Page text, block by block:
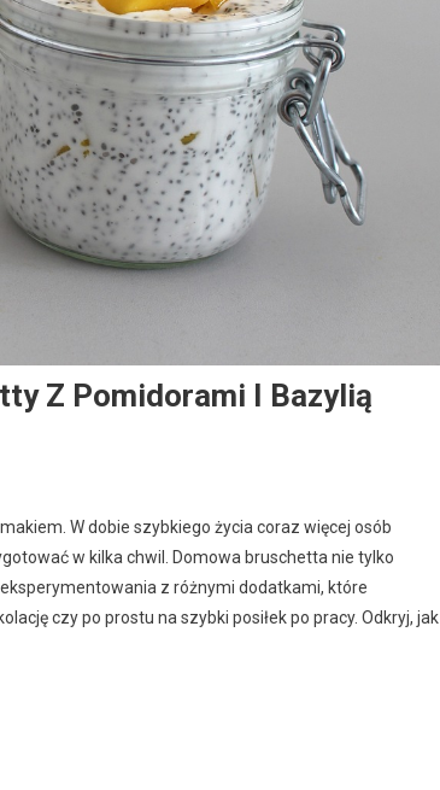
Z Pomidorami I Bazylią
W dobie szybkiego życia coraz więcej osób
w kilka chwil. Domowa bruschetta nie tylko
z różnymi dodatkami, które
czy po prostu na szybki posiłek po pracy. Odkryj, jak